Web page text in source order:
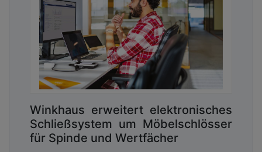
Zwangsläufig stellt sich die Frage, wie
Organisationen ihre Kommunikation souverän
gestalten können. Der radikale Ansatz –
vollständig auf etablierte Plattformen zu
verzichten – ist in der Praxis für die meisten
kommunalen Unternehmen keine realistische
Integrationen und Nutzergewohnheiten
gewachsen.
Praktikabler ist der Perspektivwechsel. Nicht die
Winkhaus erweitert elektronisches
Schließsystem um Möbelschlösser
für Spinde und Wertfächer